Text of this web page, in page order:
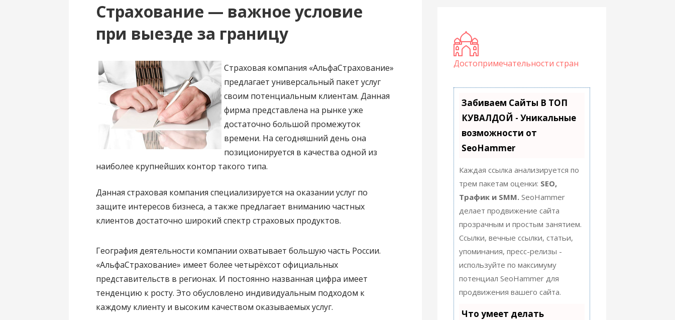
Страхование — важное условие
при выезде за границу
Страховая компания «АльфаСтрахование»
предлагает универсальный пакет услуг
своим потенциальным клиентам. Данная
фирма представлена на рынке уже
достаточно большой промежуток
времени. На сегодняшний день она
позиционируется в качества одной из
наиболее крупнейших контор такого типа.
Данная страховая компания специализируется на оказании услуг по
защите интересов бизнеса, а также предлагает вниманию частных
клиентов достаточно широкий спектр страховых продуктов.
География деятельности компании охватывает большую часть России.
«АльфаСтрахование» имеет более четырёхсот официальных
представительств в регионах. И постоянно названная цифра имеет
тенденцию к росту. Это обусловлено индивидуальным подходом к
каждому клиенту и высоким качеством оказываемых услуг.
Достопримечательности стран
Забиваем Сайты В ТОП
КУВАЛДОЙ - Уникальные
возможности от
SeoHammer
Каждая ссылка анализируется по
трем пакетам оценки: SEO,
Трафик и SMM.SeoHammer
делает продвижение сайта
прозрачным и простым занятием.
Ссылки, вечные ссылки, статьи,
упоминания, пресс-релизы -
используйте по максимуму
потенциал SeoHammer для
продвижения вашего сайта.
Что умеет делать